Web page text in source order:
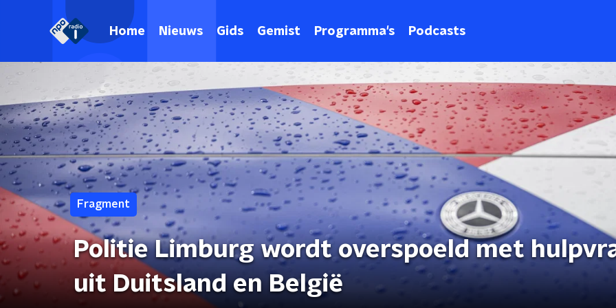
Home Nieuws Gids Gemist Programma's Podcasts
Fragment
Politie Limburg wordt overspoeld met
uit Duitsland en België